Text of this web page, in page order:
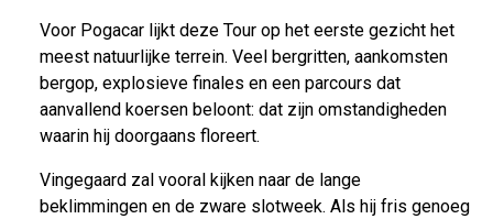
Voor Pogacar lijkt deze Tour op het eerste gezicht het
meest natuurlijke terrein. Veel bergritten, aankomsten
bergop, explosieve finales en een parcours dat
aanvallend koersen beloont: dat zijn omstandigheden
waarin hij doorgaans floreert.
Vingegaard zal vooral kijken naar de lange
beklimmingen en de zware slotweek. Als hij fris genoeg